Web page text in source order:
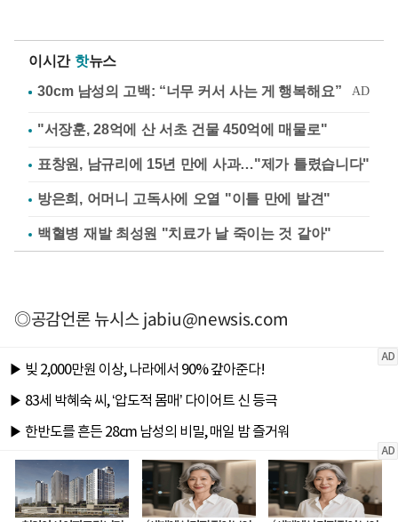
이시간 핫뉴스
"서장훈, 28억에 산 서초 건물 450억에 매물로"
표창원, 남규리에 15년 만에 사과…"제가 틀렸습니다"
방은희, 어머니 고독사에 오열 "이틀 만에 발견"
백혈병 재발 최성원 "치료가 날 죽이는 것 같아"
◎공감언론 뉴시스jabiu@newsis.com